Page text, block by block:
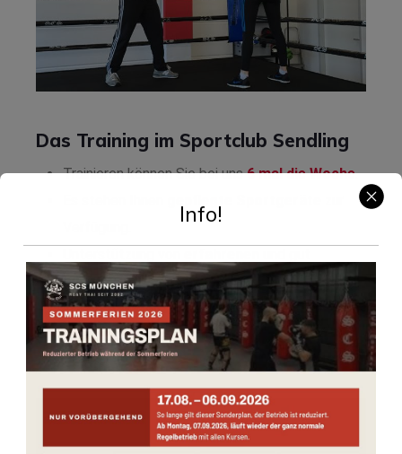
Das Training im Sportclub Sendling
Trainieren können Sie bei uns6 mal die Woche.
ausgebildeten Trainern
Zusätzlich steht Ihnen unsere
Sauna
zur
Entspannung zur Verfügung.
Info!